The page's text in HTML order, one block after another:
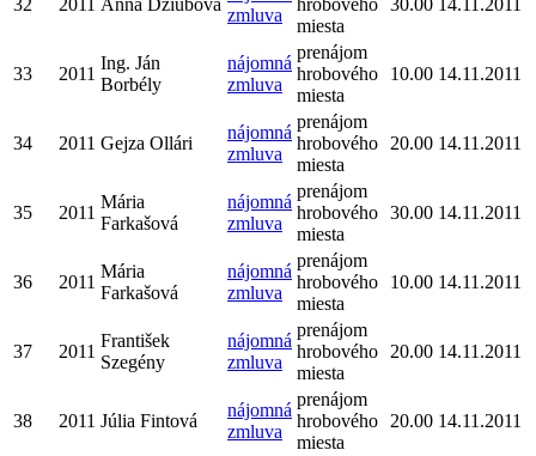
zmluva
miesta
33 2011
Ing. Ján
Borbély
nájomná
zmluva
prenájom
hrobového
miesta
10.00 14.11.2011
34 2011 Gejza Ollári
nájomná
zmluva
prenájom
hrobového
miesta
20.00 14.11.2011
35 2011
Mária
Farkašová
nájomná
zmluva
prenájom
hrobového
miesta
30.00 14.11.2011
36 2011
Mária
Farkašová
nájomná
zmluva
prenájom
hrobového
miesta
10.00 14.11.2011
37 2011
František
Szegény
nájomná
zmluva
prenájom
hrobového
miesta
20.00 14.11.2011
38 2011 Júlia Fintová
nájomná
zmluva
prenájom
hrobového
miesta
20.00 14.11.2011